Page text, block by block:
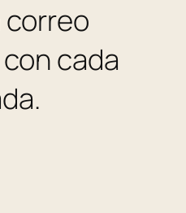
correo
cada